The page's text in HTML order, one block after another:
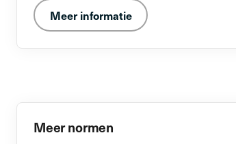
Meer informatie
Meer normen